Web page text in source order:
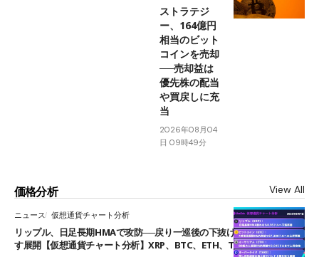
ストラテジ
ー、164億円
相当のビット
コインを売却
──売却益は
優先株の配当
や買戻しに充
当
2026年08月04
日 09時49分
価格分析 View All
ニュース 仮想通貨チャート分析
リップル、日足長期HMAで攻防──戻り一巡後の下抜けで0.95ドルを試
す展開【仮想通貨チャート分析】XRP、BTC、ETH、TAKE